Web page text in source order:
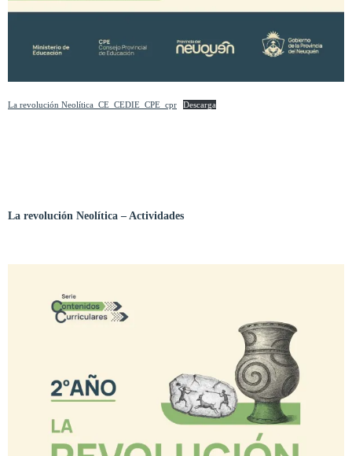
La revolución Neolítica_CE_CEDIE_CPE_cpr Descarga
La revolución Neolítica – Actividades